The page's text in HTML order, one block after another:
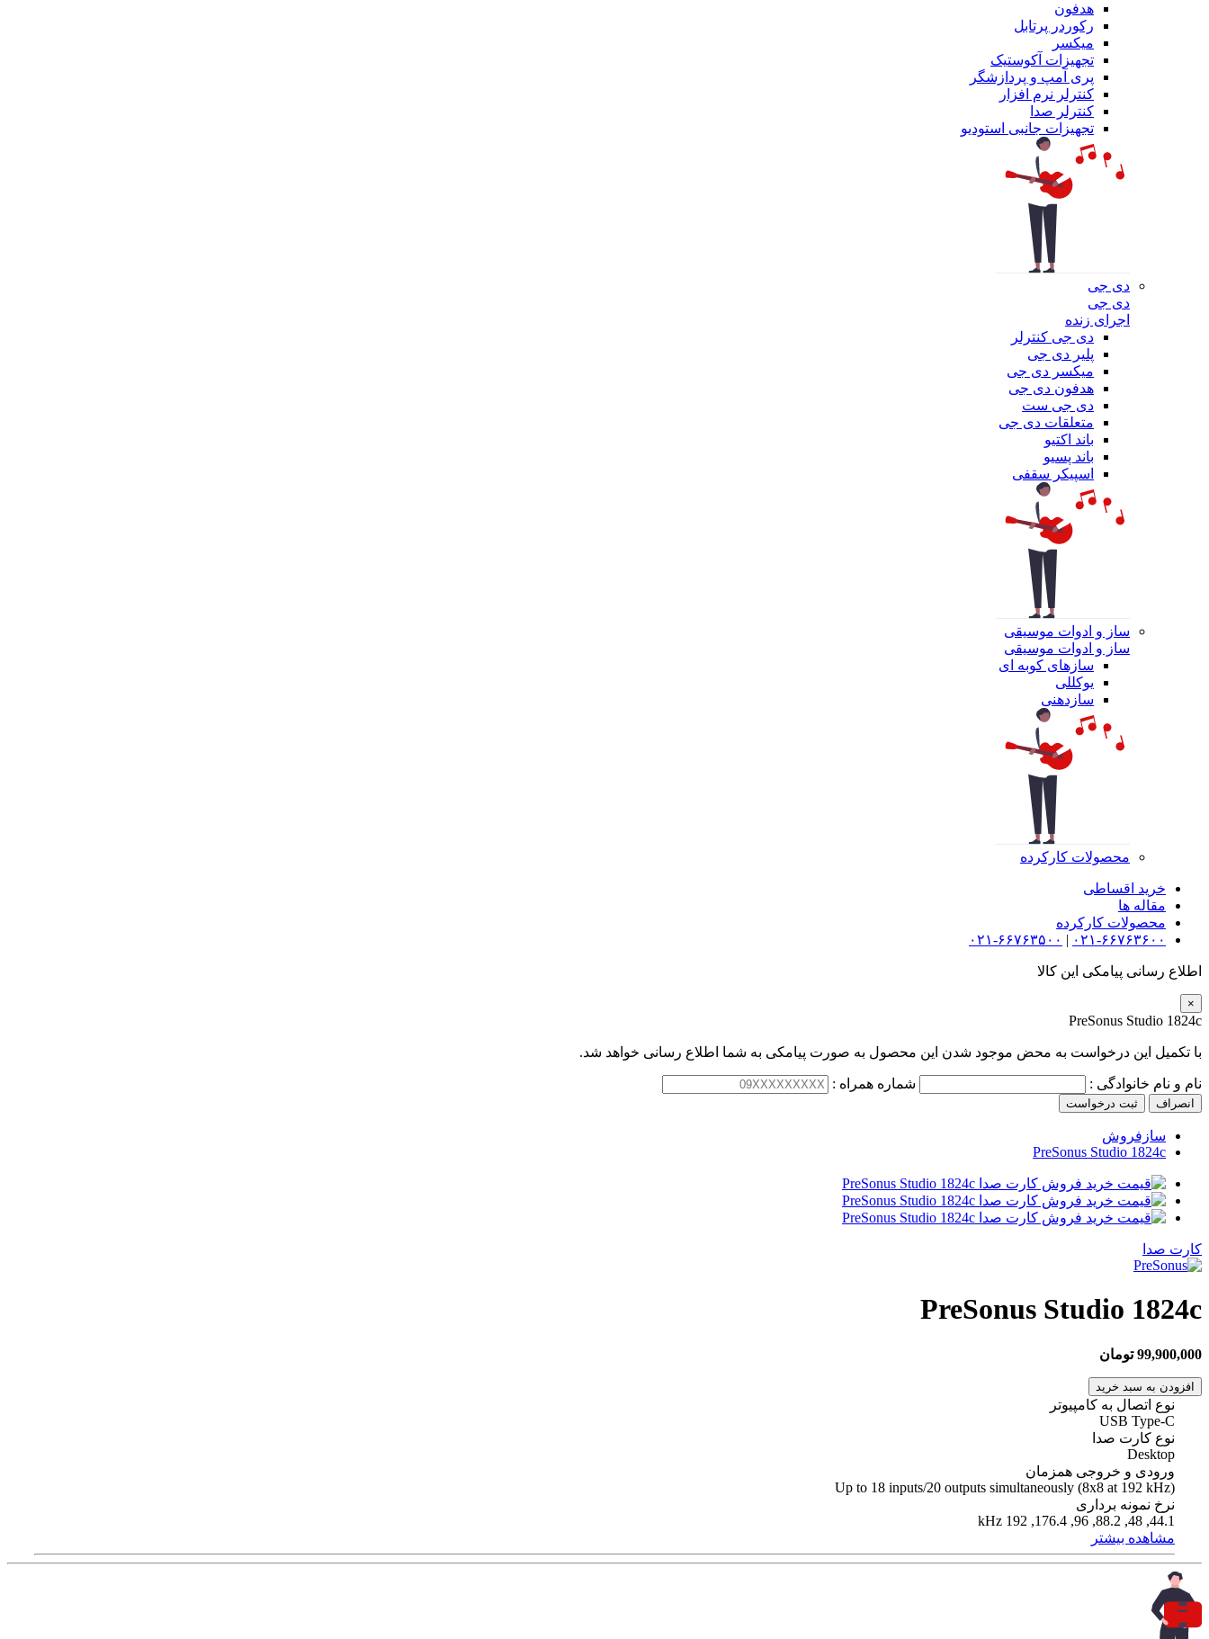
هدفون
رکوردر پرتابل
میکسر
تجهیزات آکوستیک
پری آمپ و پردازشگر
کنترلر نرم افزار
کنترلر صدا
تجهیزات جانبی استودیو
دی جی
دی جی
اجرای زنده
دی جی کنترلر
پلیر دی جی
میکسر دی جی
هدفون دی جی
دی جی ست
متعلقات دی جی
باند اکتیو
باند پسیو
اسپیکر سقفی
ساز و ادوات موسیقی
ساز و ادوات موسیقی
سازهای کوبه ای
یوکللی
سازدهنی
محصولات کارکرده
خرید اقساطی
مقاله ها
محصولات کارکرده
۰۲۱-۶۶۷۶۳۶۰۰ | ۰۲۱-۶۶۷۶۳۵۰۰
اطلاع رسانی پیامکی این کالا
×
PreSonus Studio 1824c
با تکمیل این درخواست به محض موجود شدن این محصول به صورت پیامکی به شما اطلاع رسانی خواهد شد.
نام و نام خانوادگی : شماره همراه :
انصراف ثبت درخواست
سازفروش
PreSonus Studio 1824c
کارت صدا
PreSonus Studio 1824c
99,900,000 تومان
افزودن به سبد خرید
نوع اتصال به کامپیوتر
USB Type-C
نوع کارت صدا
Desktop
ورودی و خروجی همزمان
Up to 18 inputs/20 outputs simultaneously (8x8 at 192 kHz)
نرخ نمونه برداری
44.1, 48, 88.2, 96, 176.4, 192 kHz
مشاهده بیشتر